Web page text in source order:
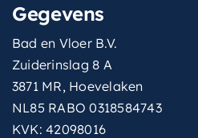
Gegevens
Bad en Vloer B.V.
Zuiderinslag 8 A
3871 MR, Hoevelaken
NL85 RABO 0318584743
KVK: 42098016